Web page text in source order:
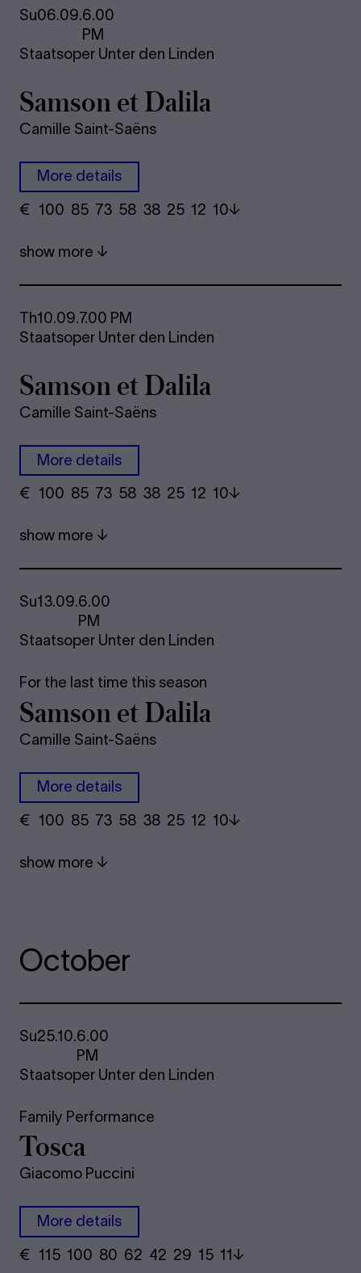
Su06.09.6.00
PM
Staatsoper Unter den Linden
Samson et Dalila
Camille Saint-Saëns
More details
€ ​ 100 85 73​ 58 38 25​ 12 10
show more
Th10.09.7.00 PM
Staatsoper Unter den Linden
Samson et Dalila
Camille Saint-Saëns
More details
€ ​ 100 85 73​ 58 38 25​ 12 10
show more
Su13.09.6.00
PM
Staatsoper Unter den Linden
For the last time this season
Samson et Dalila
Camille Saint-Saëns
More details
€ ​ 100 85 73​ 58 38 25​ 12 10
show more
October
Su25.10.6.00
PM
Staatsoper Unter den Linden
Family Performance
Tosca
Giacomo Puccini
More details
€ ​ 115 100 80​ 62 42 29​ 15 11